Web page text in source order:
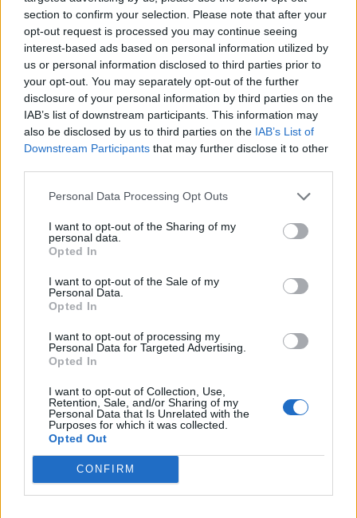
section to confirm your selection. Please note that after your
opt-out request is processed you may continue seeing
interest-based ads based on personal information utilized by
us or personal information disclosed to third parties prior to
your opt-out. You may separately opt-out of the further
disclosure of your personal information by third parties on the
IAB’s list of downstream participants. This information may
also be disclosed by us to third parties on the IAB’s List of
Downstream Participants that may further disclose it to other
Personal Data Processing Opt Outs
I want to opt-out of the Sharing of my
personal data.
Opted In
I want to opt-out of the Sale of my
Personal Data.
Opted In
I want to opt-out of processing my
Personal Data for Targeted Advertising.
Opted In
I want to opt-out of Collection, Use,
Retention, Sale, and/or Sharing of my
Personal Data that Is Unrelated with the
Purposes for which it was collected.
Opted Out
CONFIRM
Το “Ευρωβαρόμετρο” επιβεβαιώνει την
αβεβαιότητα των πολιτών της Ευρώπης
04.02.26
την αντίφαση. Oι πολίτες που ανησυχούν βαθιά για πολέμους,
ακρίβεια και αποσταθεροποίηση, αλλά ταυτόχρονα ζητούν μια
πιο δυνατή, πιο παρούσα Ευ